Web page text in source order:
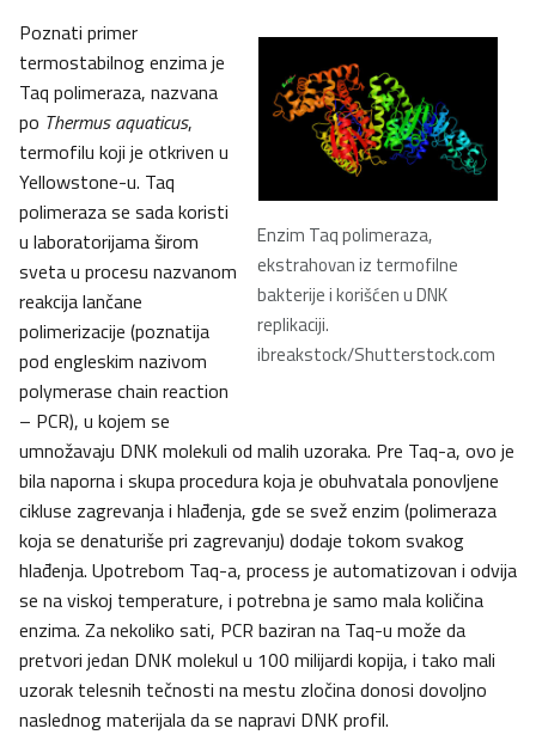
Enzim Taq polimeraza,
ekstrahovan iz termofilne
bakterije i korišćen u DNK
replikaciji.
ibreakstock/Shutterstock.com
Poznati primer
termostabilnog enzima je
Taq polimeraza, nazvana
po Thermus aquaticus,
termofilu koji je otkriven u
Yellowstone-u. Taq
polimeraza se sada koristi
u laboratorijama širom
sveta u procesu nazvanom
reakcija lančane
polimerizacije (poznatija
pod engleskim nazivom
polymerase chain reaction
– PCR), u kojem se
umnožavaju DNK molekuli od malih uzoraka. Pre Taq-a, ovo je
bila naporna i skupa procedura koja je obuhvatala ponovljene
cikluse zagrevanja i hlađenja, gde se svež enzim (polimeraza
koja se denaturiše pri zagrevanju) dodaje tokom svakog
hlađenja. Upotrebom Taq-a, process je automatizovan i odvija
se na viskoj temperature, i potrebna je samo mala količina
enzima. Za nekoliko sati, PCR baziran na Taq-u može da
pretvori jedan DNK molekul u 100 milijardi kopija, i tako mali
uzorak telesnih tečnosti na mestu zločina donosi dovoljno
naslednog materijala da se napravi DNK profil.